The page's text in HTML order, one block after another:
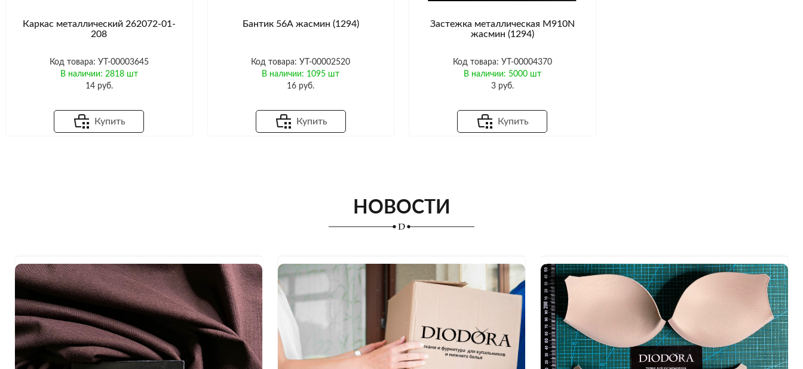
Каркас металлический 262072-01-
208
Код товара: УТ-00003645
В наличии: 2818 шт
14 руб.
Купить
Бантик 56А жасмин (1294)
Код товара: УТ-00002520
В наличии: 1095 шт
16 руб.
Купить
Застежка металлическая M910N
жасмин (1294)
Код товара: УТ-00004370
В наличии: 5000 шт
3 руб.
Купить
НОВОСТИ